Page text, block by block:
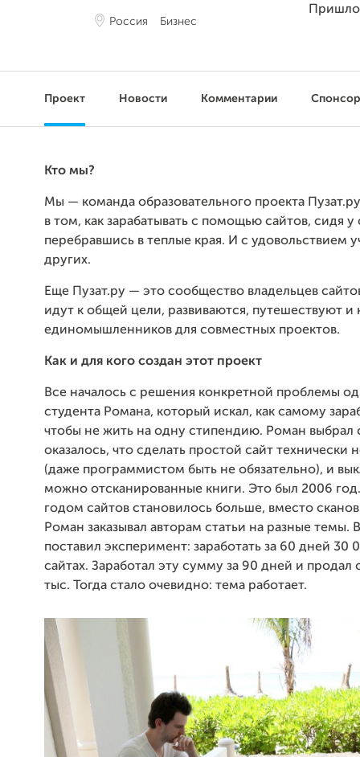
Россия Бизнес
Проект Новости Комментарии
Кто мы?
Мы — команда образовательного проекта
в том, как зарабатывать с помощью сайтов, сидя
перебравшись в теплые края. И с удовольствием
других.
Еще Пузат.ру — это сообщество владельцев
идут к общей цели, развиваются, путешествуют и
единомышленников для совместных проектов.
Как и для кого создан этот проект
Все началось с решения конкретной проблемы
студента Романа, который искал, как самому
чтобы не жить на одну стипендию. Роман выбрал
оказалось, что сделать простой сайт технически
(даже программистом быть не обязательно), и
можно отсканированные книги. Это был 2006
годом сайтов становилось больше, вместо
Роман заказывал авторам статьи на разные темы.
поставил эксперимент: заработать за 60 дней 30
сайтах. Заработал эту сумму за 90 дней и продал
тыс. Тогда стало очевидно: тема работает.